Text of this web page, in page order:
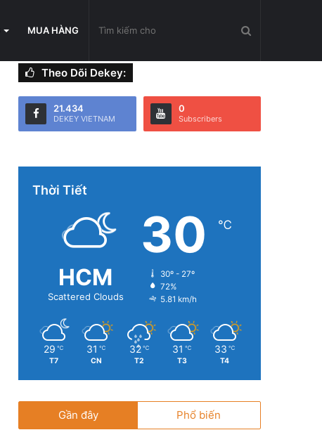
MUA HÀNG
Theo Dõi Dekey:
21.434
DEKEY VIETNAM
0
Subscribers
Thời Tiết
HCM
Scattered Clouds
30 ℃
30º - 27º
72%
5.81 km/h
29 ℃
T7
31 ℃
CN
32 ℃
T2
31 ℃
T3
33 ℃
T4
Gần đây Phổ biến